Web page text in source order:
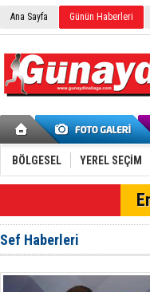
Ana Sayfa Günün Haberleri
BÖLGESEL YEREL SEÇİM
Sef Haberleri